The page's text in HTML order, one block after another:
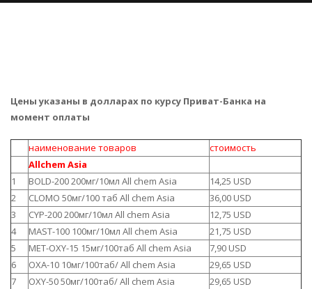
Цены указаны в долларах по курсу Приват-Банка на
момент оплаты
наименование товаров
стоимость
Allchem Asia
1
BOLD-200 200мг/10мл All chem Asia
14,25 USD
2
CLOMO 50мг/100 таб All chem Asia
36,00 USD
3
CYP-200 200мг/10мл All chem Asia
12,75 USD
4
MAST-100 100мг/10мл All chem Asia
21,75 USD
5
MET-OXY-15 15мг/100таб All chem Asia
7,90 USD
6
OXA-10 10мг/100таб/ All chem Asia
29,65 USD
7
OXY-50 50мг/100таб/ All chem Asia
29,65 USD